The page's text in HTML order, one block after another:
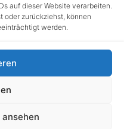
auf dieser Website verarbeiten.
oder zurückziehst, können
werden.
UrhG 2026. Alle Rechte